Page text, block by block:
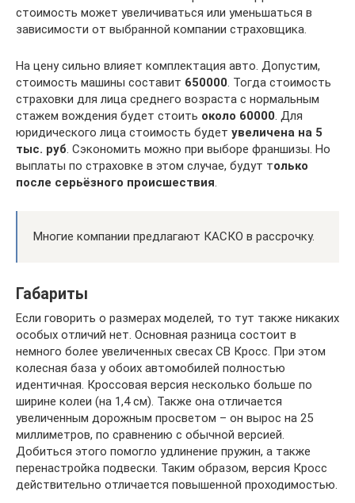
стоимость может увеличиваться или уменьшаться в
зависимости от выбранной компании страховщика.
На цену сильно влияет комплектация авто. Допустим,
стоимость машины составит 650000. Тогда стоимость
страховки для лица среднего возраста с нормальным
стажем вождения будет стоить около 60000. Для
юридического лица стоимость будет увеличена на 5
тыс. руб. Сэкономить можно при выборе франшизы. Но
выплаты по страховке в этом случае, будут только
после серьёзного происшествия.
Многие компании предлагают КАСКО в рассрочку.
Габариты
Если говорить о размерах моделей, то тут также никаких
особых отличий нет. Основная разница состоит в
немного более увеличенных свесах СВ Кросс. При этом
колесная база у обоих автомобилей полностью
идентичная. Кроссовая версия несколько больше по
ширине колеи (на 1,4 см). Также она отличается
увеличенным дорожным просветом – он вырос на 25
миллиметров, по сравнению с обычной версией.
Добиться этого помогло удлинение пружин, а также
перенастройка подвески. Таким образом, версия Кросс
действительно отличается повышенной проходимостью.